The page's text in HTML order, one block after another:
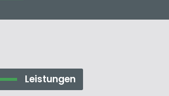
Leistungen